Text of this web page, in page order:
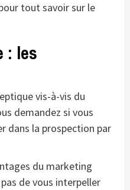
tout savoir sur le
: les
vis-à-vis du
demandez si vous
dans la prospection par
du marketing
de vous interpeller